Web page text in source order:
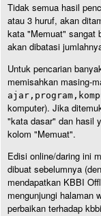
Tidak semua hasil
atau 3 huruf, akan
kata "Memuat" sangat
akan dibatasi
Untuk pencarian
memisahkan masing-
komputer). Jika
"kata dasar" dan hasil
kolom "Memuat".
Edisi online/daring ini
dibuat sebelumnya
mendapatkan KBBI
mengunjungi halaman
perbaikan terhadap